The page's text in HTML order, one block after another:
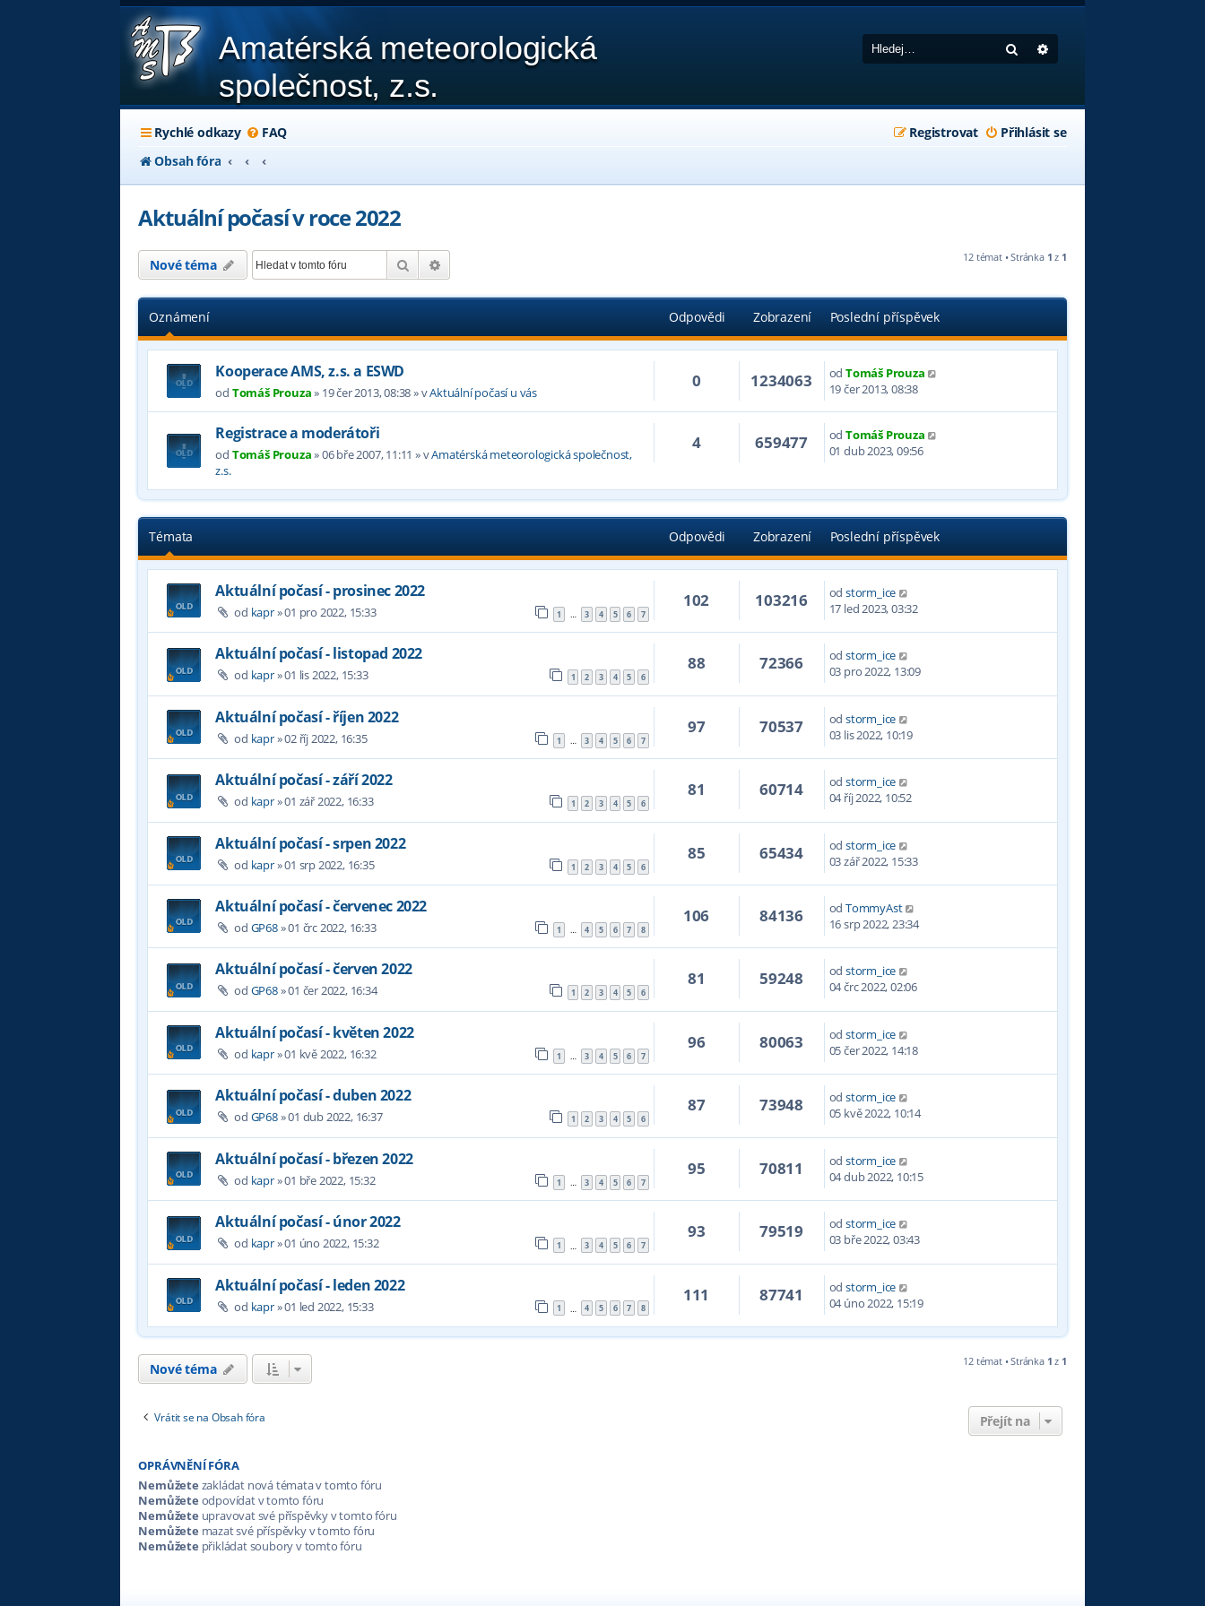
Amatérská meteorologická
společnost, z.s.
Hledat
Rychlé odkazy FAQ Přihlásit se
Registrovat
Obsah fóra
Aktuální počasí v roce 2022
Nové téma Hledat 12 témat • Stránka 1 z 1
Oznámení Odpovědi Zobrazení Poslední příspěvek
Kooperace AMS, z.s. a ESWD
od Tomáš Prouza» 19 čer 2013, 08:38» vAktuální počasí u vás
0 1234063 od Tomáš Prouza
19 čer 2013, 08:38
Registrace a moderátoři
od Tomáš Prouza»06 bře 2007, 11:11 » vAmatérská meteorologická společnost,
z.s.
4 659477 od Tomáš Prouza
01 dub 2023, 09:56
Témata Odpovědi Zobrazení Poslední příspěvek
Aktuální počasí - prosinec 2022
od kapr»01 pro 2022, 15:33 1 … 3 4 5 6 7
102 103216 od storm_ice
17 led 2023, 03:32
Aktuální počasí - listopad 2022
od kapr»01 lis 2022, 15:33 1 2 3 4 5 6
88 72366 od storm_ice
03 pro 2022, 13:09
Aktuální počasí - říjen 2022
od kapr»02 říj 2022, 16:35 1 … 3 4 5 6 7
97 70537 od storm_ice
03 lis 2022, 10:19
Aktuální počasí - září 2022
od kapr»01 zář 2022, 16:33 1 2 3 4 5 6
81 60714 od storm_ice
04 říj 2022, 10:52
Aktuální počasí - srpen 2022
od kapr»01 srp 2022, 16:35 1 2 3 4 5 6
85 65434 od storm_ice
03 zář 2022, 15:33
Aktuální počasí - červenec 2022
od GP68»01 črc 2022, 16:33 1 … 4 5 6 7 8
106 84136 od TommyAst
16 srp 2022, 23:34
Aktuální počasí - červen 2022
od GP68»01 čer 2022, 16:34 1 2 3 4 5 6
81 59248 od storm_ice
04 črc 2022, 02:06
Aktuální počasí - květen 2022
od kapr»01 kvě 2022, 16:32 1 … 3 4 5 6 7
96 80063 od storm_ice
05 čer 2022, 14:18
Aktuální počasí - duben 2022
od GP68»01 dub 2022, 16:37 1 2 3 4 5 6
87 73948 od storm_ice
05 kvě 2022, 10:14
Aktuální počasí - březen 2022
od kapr»01 bře 2022, 15:32 1 … 3 4 5 6 7
95 70811 od storm_ice
04 dub 2022, 10:15
Aktuální počasí - únor 2022
od kapr»01 úno 2022, 15:32 1 3 4 5 6 7
93 79519 od storm_ice
03 bře 2022, 03:43
Aktuální počasí - leden 2022
od kapr»01 led 2022, 15:33 1 … 4 5 6 7 8
111 87741 od storm_ice
04 úno 2022, 15:19
Nové téma 12 témat • Stránka 1 z 1
Vrátit se na Obsah fóra Přejít na
OPRÁVNĚNÍ FÓRA
Nemůžete zakládat nová témata v tomto fóru
Nemůžete odpovídat v tomto fóru
Nemůžete upravovat své příspěvky v tomto fóru
Nemůžete mazat své příspěvky v tomto fóru
Nemůžete přikládat soubory v tomto fóru